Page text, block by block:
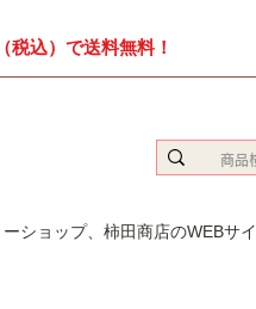
税込）で送料無料！
ショップ、柿田商店のWEBサイ